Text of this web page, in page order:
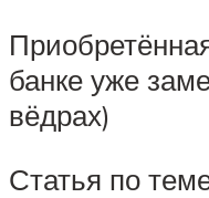
банке уже
вёдрах)
Статья по